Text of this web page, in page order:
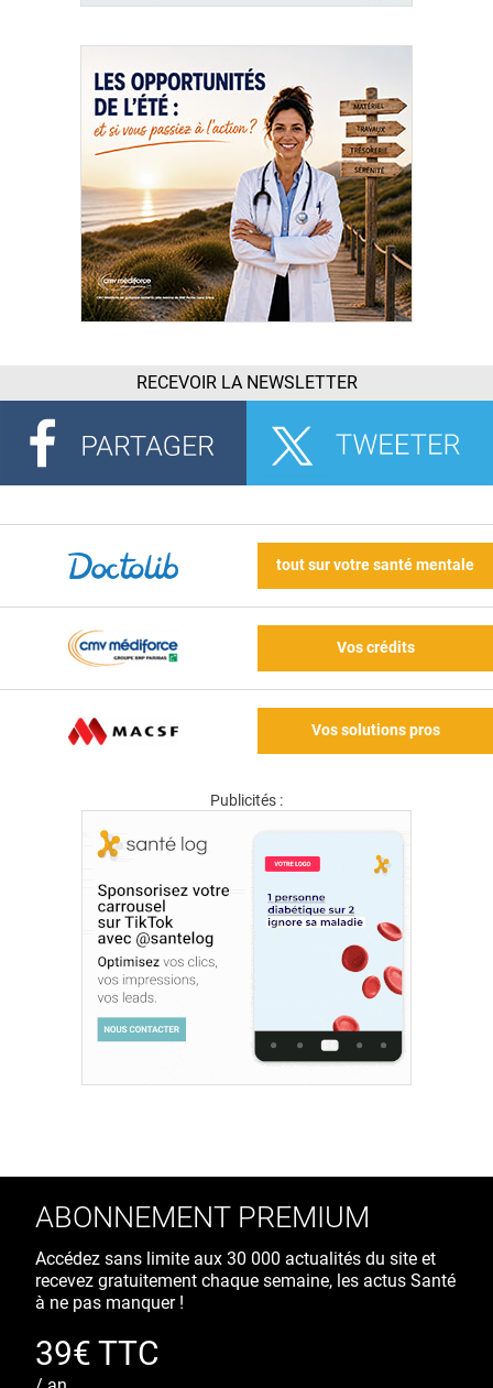
RECEVOIR LA NEWSLETTER
tout sur votre santé mentale
Vos crédits
Vos solutions pros
Publicités :
ABONNEMENT PREMIUM
Accédez sans limite aux 30 000 actualités du site et
recevez gratuitement chaque semaine, les actus Santé
à ne pas manquer !
39€ TTC